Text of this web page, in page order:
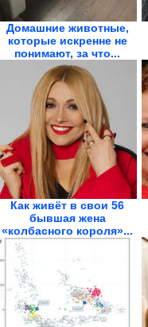
Домашние животные,
которые искренне не
понимают, за что...
Как живёт в свои 56
бывшая жена
«колбасного короля»...